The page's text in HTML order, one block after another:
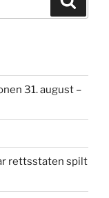
31. august –
rettsstaten spilt